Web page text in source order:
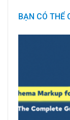
BẠN CÓ THỂ